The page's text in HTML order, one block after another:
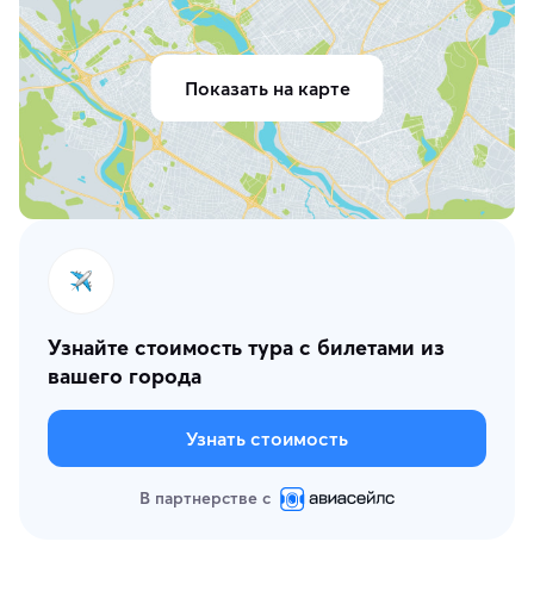
Показать на карте
Узнайте стоимость тура с билетами из
вашего города
Узнать стоимость
В партнерстве с